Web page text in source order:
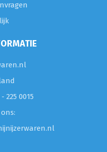
225 0015